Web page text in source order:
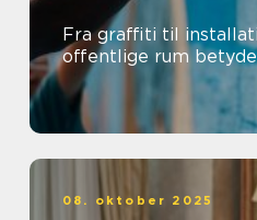
Fra graffiti til
offentlige rum
08. oktober 2025